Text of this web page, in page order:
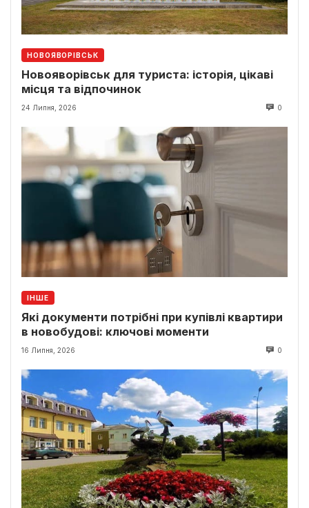
НОВОЯВОРІВСЬК
Новояворівськ для туриста: історія, цікаві
місця та відпочинок
24 Липня, 2026 0
ІНШЕ
Які документи потрібні при купівлі квартири
в новобудові: ключові моменти
16 Липня, 2026 0